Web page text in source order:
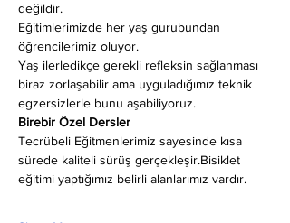
değildir.
Eğitimlerimizde her yaş gurubundan
öğrencilerimiz oluyor.
Yaş ilerledikçe gerekli refleksin sağlanması
biraz zorlaşabilir ama uyguladığımız teknik
egzersizlerle bunu aşabiliyoruz.
Birebir Özel Dersler
Tecrübeli Eğitmenlerimiz sayesinde kısa
sürede kaliteli sürüş gerçekleşir.Bisiklet
eğitimi yaptığımız belirli alanlarımız vardır.